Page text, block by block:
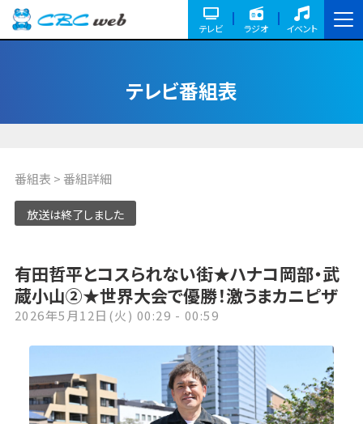
テレビ ラジオ イベント
テレビ番組表
番組表 > 番組詳細
放送は終了しました
有田哲平とコスられない街★ハナコ岡部・武
蔵小山②★世界大会で優勝！激うまカニピザ
2026年5月12日(火) 00:29 - 00:59